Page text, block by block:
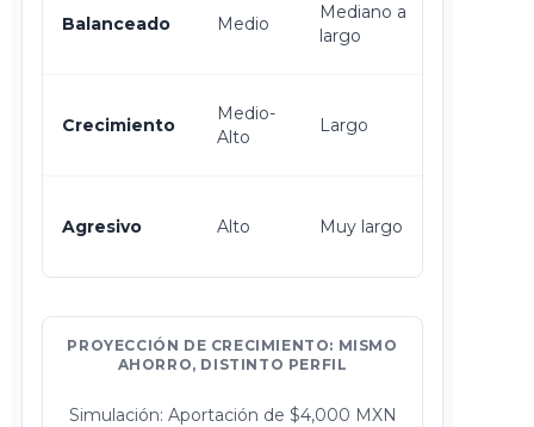
Balanceado Medio
Mediano a
largo
Crecimiento
Medio-
Alto
Largo
Agresivo Alto Muy largo
PROYECCIÓN DE CRECIMIENTO: MISMO
AHORRO, DISTINTO PERFIL
Simulación: Aportación de $4,000 MXN